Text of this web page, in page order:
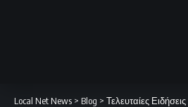
Local Net News > Blog > Τελευταίες Ειδήσεις